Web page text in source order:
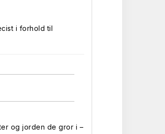
i forhold til
og jorden de gror i –